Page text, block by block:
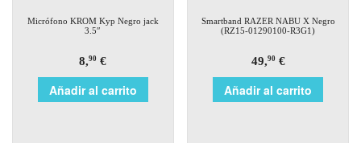
Micrófono KROM Kyp Negro jack
3.5″
8,90 €
Añadir al carrito
Smartband RAZER NABU X Negro
(RZ15-01290100-R3G1)
49,90€
Añadir al carrito